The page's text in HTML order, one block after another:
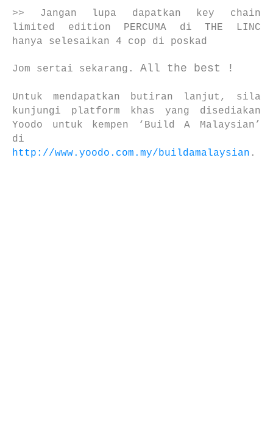
>> Jangan lupa dapatkan key chain
limited edition PERCUMA di THE LINC
hanya selesaikan 4 cop di poskad
Jom sertai sekarang. All the best !
Untuk mendapatkan butiran lanjut, sila
kunjungi platform khas yang disediakan
Yoodo untuk kempen ‘Build A Malaysian’
di
http://www.yoodo.com.my/buildamalaysian .